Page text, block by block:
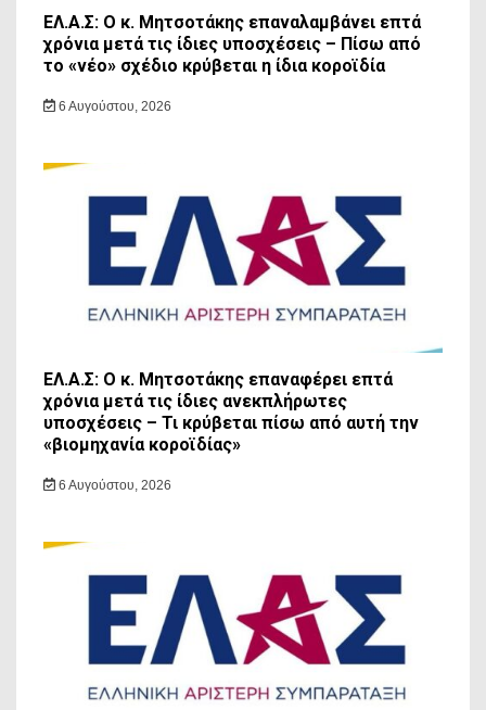
ΕΛ.Α.Σ: Ο κ. Μητσοτάκης επαναλαμβάνει επτά
χρόνια μετά τις ίδιες υποσχέσεις – Πίσω από
το «νέο» σχέδιο κρύβεται η ίδια κοροϊδία
6 Αυγούστου, 2026
ΕΛ.Α.Σ: Ο κ. Μητσοτάκης επαναφέρει επτά
χρόνια μετά τις ίδιες ανεκπλήρωτες
υποσχέσεις – Τι κρύβεται πίσω από αυτή την
«βιομηχανία κοροϊδίας»
6 Αυγούστου, 2026